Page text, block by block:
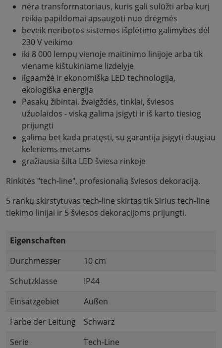
nėra transformatoriaus, kuris gali sulūžti arba kurį
reikia papildomai apsaugoti nuo drėgmės
beveik neribotos sistemos išplėtimo galimybės dėl
230 V veikimo
iki 8 000 lempų vienoje maitinimo linijoje arba tik
viename kištukiniame lizdelyje
ilgaamžė ir ekonomiška LED technologija,
ekologiška energija
Pasakų žibintai, žvaigždės, tinklai, šviesos
užuolaidos - viską galima įsigyti ir iš karto tiesiog
prijungti
galima bet kada pratęsti, su garantija įsigyti daugiau
keleriems metams
gražiausia šilta LED šviesa rinkoje
Rinkitės "tech-line", profesionalią šviesos dekoraciją.
5 rankų skirstytuvas tech-line skirtas tik Sirius tech-line
tiekimo linijai ir 5 šviesos dekoracijoms prijungti.
Eigenschaften
Durchmesser
10 cm
Schutzklasse
IP44
Einsatzgebiet
Außen
Farbe der Leitung
Schwarz
Serie
Tech-Line